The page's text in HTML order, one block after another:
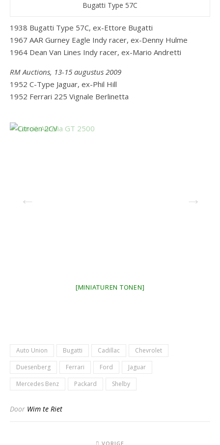
Bugatti Type 57C
1938 Bugatti Type 57C, ex-Ettore Bugatti
1967 AAR Gurney Eagle Indy racer, ex-Denny Hulme
1964 Dean Van Lines Indy racer, ex-Mario Andretti
RM Auctions, 13-15 augustus 2009
1952 C-Type Jaguar, ex-Phil Hill
1952 Ferrari 225 Vignale Berlinetta
[MINIATUREN TONEN]
Auto Union Bugatti Cadillac
Chevrolet
Duesenberg
Ferrari Ford
Jaguar
Mercedes Benz
Packard Shelby
Door Wim te Riet
VORIGE